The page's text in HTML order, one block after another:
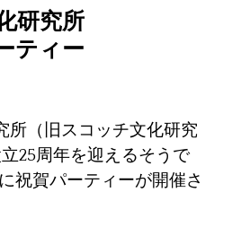
研究所
ティー
所（旧スコッチ文化研究
25周年を迎えるそうで
祝賀パーティーが開催さ